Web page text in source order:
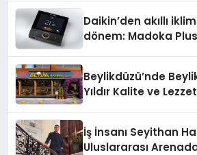
Daikin’den akıllı
dönem: Madoka
Beylikdüzü’nde
Yıldır Kalite ve
İş İnsanı Seyithan
Uluslararası